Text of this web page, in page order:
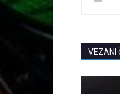
VEZANI